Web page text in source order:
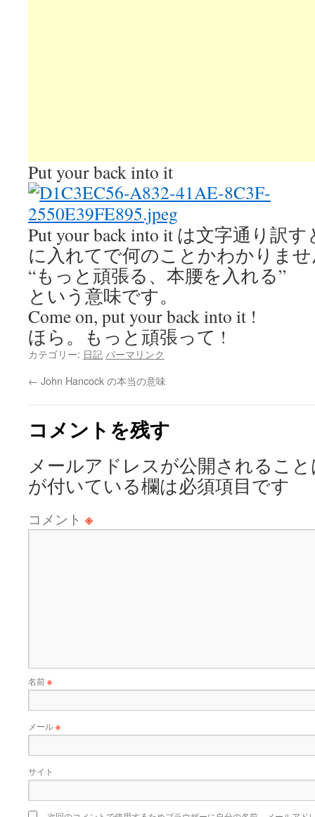
Put your back into it
Put your back into it は文字通り訳
に入れてで何のことかわかりま
“もっと頑張る、本腰を入れる”
という意味です。
Come on, put your back into it !
ほら。もっと頑張って !
カテゴリー: 日記 パーマリンク
← John Hancock の本当の意味
コメントを残す
メールアドレスが公開されるこ
が付いている欄は必須項目です
コメント ※
名前※
メール※
サイト